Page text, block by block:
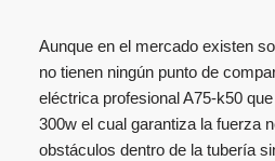
Aunque en el mercado existen
no tienen ningún punto de
eléctrica profesional A75-k50
300w el cual garantiza la fuerza
obstáculos dentro de la tubería